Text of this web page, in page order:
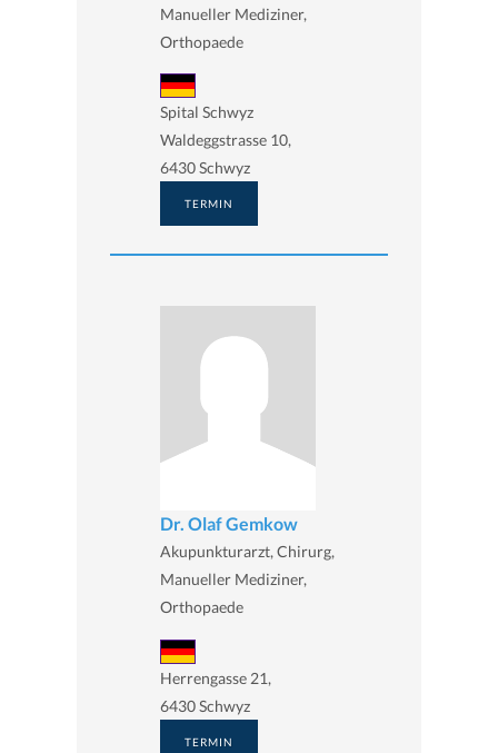
Manueller Mediziner,
Orthopaede
Spital Schwyz
Waldeggstrasse 10,
6430 Schwyz
TERMIN
Dr. Olaf Gemkow
Akupunkturarzt, Chirurg,
Manueller Mediziner,
Orthopaede
Herrengasse 21,
6430 Schwyz
TERMIN